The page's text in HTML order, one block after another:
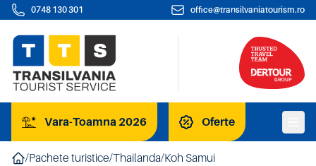
0748 130 301 office@transilvaniatourism.ro
Vara-Toamna 2026 Oferte
/Pachete turistice/Thailanda/Koh Samui